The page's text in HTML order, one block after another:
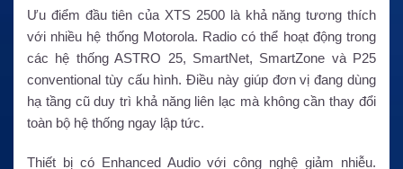
Ưu điểm đầu tiên của XTS 2500 là khả năng tương thích
với nhiều hệ thống Motorola. Radio có thể hoạt động trong
các hệ thống ASTRO 25, SmartNet, SmartZone và P25
conventional tùy cấu hình. Điều này giúp đơn vị đang dùng
hạ tầng cũ duy trì khả năng liên lạc mà không cần thay đổi
toàn bộ hệ thống ngay lập tức.
Thiết bị có Enhanced Audio với công nghệ giảm nhiễu.